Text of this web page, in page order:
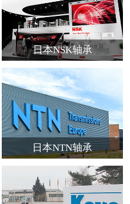
日本NSK轴承
日本NTN轴承